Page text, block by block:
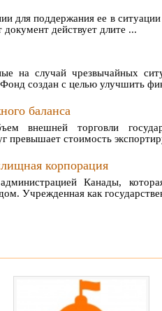
для поддержания ее в ситуации
действует длите ...
на случай чрезвычайных
создан с целью улучшить
баланса
внешней торговли
превышает стоимость
корпорация
Канады,
Учрежденная как